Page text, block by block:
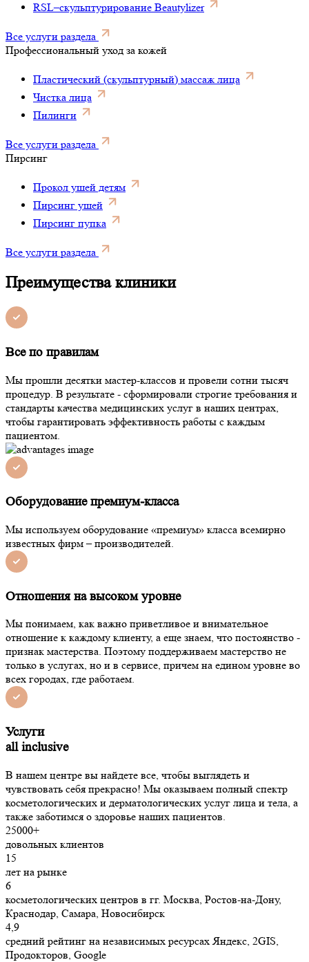
RSL–скульптурирование Beautylizer
Все услуги раздела
Профессиональный уход за кожей
Пластический (скульптурный) массаж лица
Чистка лица
Пилинги
Все услуги раздела
Пирсинг
Прокол ушей детям
Пирсинг ушей
Пирсинг пупка
Все услуги раздела
Преимущества клиники
Все по правилам
Мы прошли десятки мастер-классов и провели сотни тысяч
процедур. В результате - сформировали строгие требования и
стандарты качества медицинских услуг в наших центрах,
чтобы гарантировать эффективность работы с каждым
пациентом.
Оборудование премиум-класса
Мы используем оборудование «премиум» класса всемирно
известных фирм – производителей.
Отношения на высоком уровне
Мы понимаем, как важно приветливое и внимательное
отношение к каждому клиенту, а еще знаем, что постоянство -
признак мастерства. Поэтому поддерживаем мастерство не
только в услугах, но и в сервисе, причем на едином уровне во
всех городах, где работаем.
Услуги
all inclusive
В нашем центре вы найдете все, чтобы выглядеть и
чувствовать себя прекрасно! Мы оказываем полный спектр
косметологических и дерматологических услуг лица и тела, а
также заботимся о здоровье наших пациентов.
25000+
довольных клиентов
15
лет на рынке
6
косметологических центров в гг. Москва, Ростов-на-Дону,
Краснодар, Самара, Новосибирск
4,9
средний рейтинг на независимых ресурсах Яндекс, 2GIS,
Продокторов, Google